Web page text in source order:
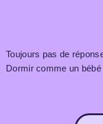
Toujours pas de
Dormir comme un